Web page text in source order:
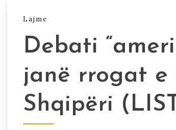
Lajme
Debati
janë rrogat e
Shqipëri